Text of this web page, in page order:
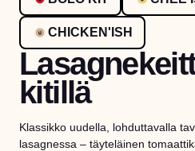
CHICKEN'ISH
kitillä
Klassikko uudella, lohduttavalla
lasagnessa – täyteläinen